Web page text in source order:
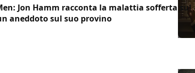
Jon Hamm racconta la malattia sofferta sul
aneddoto sul suo provino